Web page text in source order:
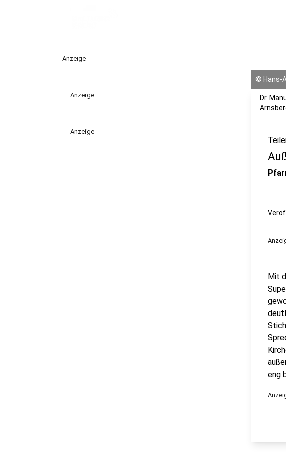
Anzeige
Anzeige
Anzeige
© Hans-
Dr.
Mit
eng